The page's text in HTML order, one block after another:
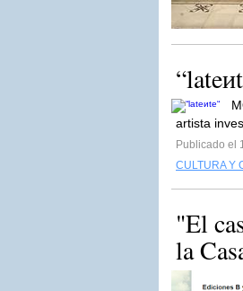
artista
Publicado el
CULTURA Y
"El
la